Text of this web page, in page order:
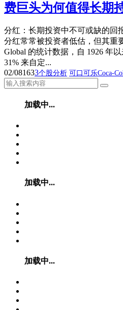
费巨头为何值得长期
分红：长期投资中不可或缺的回
分红常常被投资者低估，但其重
Global 的统计数据，自 1926 年
31% 来自定...
02/081633个股分析 可口可乐Coca-
加载中...
加载中...
加载中...